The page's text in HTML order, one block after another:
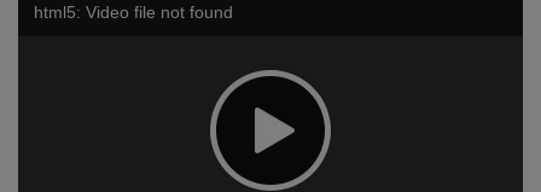
html5: Video file not found